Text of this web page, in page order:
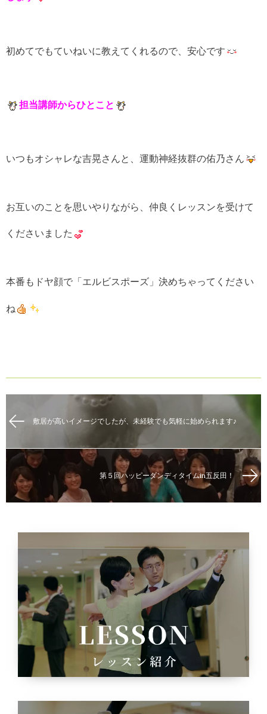
初めてでもていねいに教えてくれるので、安心です
担当講師からひとこと
いつもオシャレな吉晃さんと、運動神経抜群の佑乃さん
お互いのことを思いやりながら、仲良くレッスンを受けて
くださいました
本番もドヤ顔で「エルビスポーズ」決めちゃってください
ね
敷居が高いイメージでしたが、未経験でも気軽に始められます♪
第５回ハッピーダンディタイムin五反田！